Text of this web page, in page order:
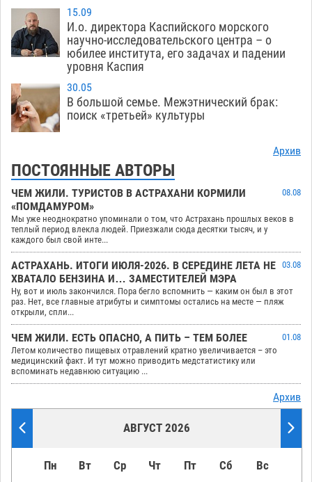
15.09
И.о. директора Каспийского морского
научно-исследовательского центра – о
юбилее института, его задачах и падении
уровня Каспия
30.05
В большой семье. Межэтнический брак:
поиск «третьей» культуры
Архив
ПОСТОЯННЫЕ АВТОРЫ
ЧЕМ ЖИЛИ. ТУРИСТОВ В АСТРАХАНИ КОРМИЛИ
«ПОМДАМУРОМ»
08.08
Мы уже неоднократно упоминали о том, что Астрахань прошлых веков в
теплый период влекла людей. Приезжали сюда десятки тысяч, и у
каждого был свой инте...
АСТРАХАНЬ. ИТОГИ ИЮЛЯ-2026. В СЕРЕДИНЕ ЛЕТА НЕ
ХВАТАЛО БЕНЗИНА И… ЗАМЕСТИТЕЛЕЙ МЭРА
03.08
Ну, вот и июль закончился. Пора бегло вспомнить — каким он был в этот
раз. Нет, все главные атрибуты и симптомы остались на месте — пляж
открыли, спли...
ЧЕМ ЖИЛИ. ЕСТЬ ОПАСНО, А ПИТЬ – ТЕМ БОЛЕЕ
01.08
Летом количество пищевых отравлений кратно увеличивается – это
медицинский факт. И тут можно приводить медстатистику или
вспоминать недавнюю ситуацию ...
Архив
АВГУСТ 2026
Пн Вт Ср Чт Пт Сб Вс